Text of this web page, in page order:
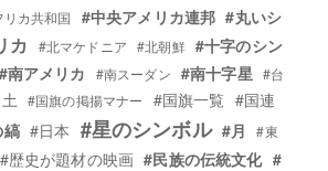
カ共和国 #中央アメリカ連邦 #丸いシ
カ #北マケドニア #北朝鮮 #十字のシン
#南アメリカ #南スーダン #南十字星 #台
#国旗の掲揚マナー #国旗一覧 #国連
縞 #日本 #星のシンボル #月
#東
#歴史が題材の映画 #民族の伝統文化 #